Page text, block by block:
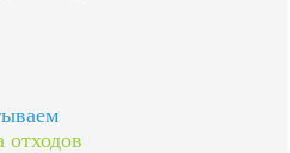
отходов